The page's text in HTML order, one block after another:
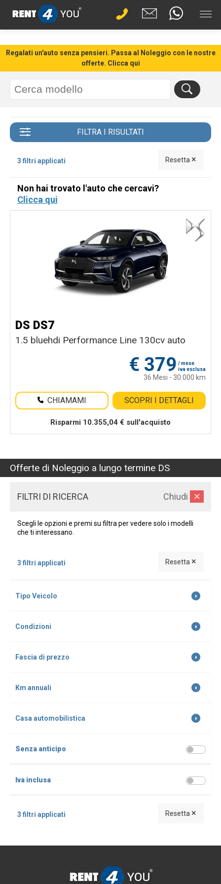
Regalati un'auto senza pensieri. Passa al Noleggio con le nostre
offerte. Clicca qui
FILTRA I RISULTATI
3 filtri applicati Resetta ×
Non hai trovato l'auto che cercavi?
Clicca qui
DS DS7
1.5 bluehdi Performance Line 130cv auto
€ 379 / mese
iva esclusa
36 Mesi - 30.000 km
CHIAMAMI SCOPRI I DETTAGLI
Risparmi 10.355,04 € sull'acquisto
Offerte di Noleggio a lungo termine DS
FILTRI DI RICERCA Chiudi
Scegli le opzioni e premi su filtra per vedere solo i modelli
che ti interessano.
3 filtri applicati Resetta ×
Tipo Veicolo
Condizioni
Fascia di prezzo
Km annuali
Casa automobilistica
Senza anticipo
Iva inclusa
3 filtri applicati Resetta ×